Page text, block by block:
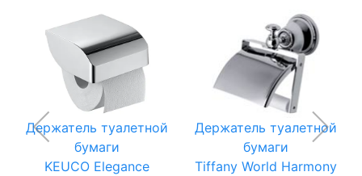
Держатель туалетной
бумаги
KEUCO Elegance
Держатель туалетной
бумаги
Tiffany World Harmony